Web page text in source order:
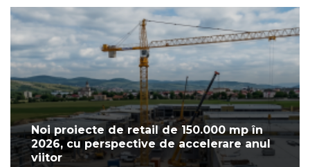
Noi proiecte de retail de 150.000 mp în
2026, cu perspective de accelerare anul
viitor